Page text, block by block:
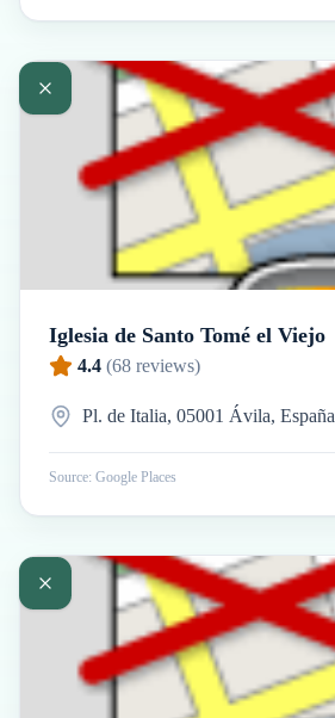
Iglesia de Santo Tomé el Viejo
4.4 (68 reviews)
Pl. de Italia, 05001 Ávila, España
Source: Google Places